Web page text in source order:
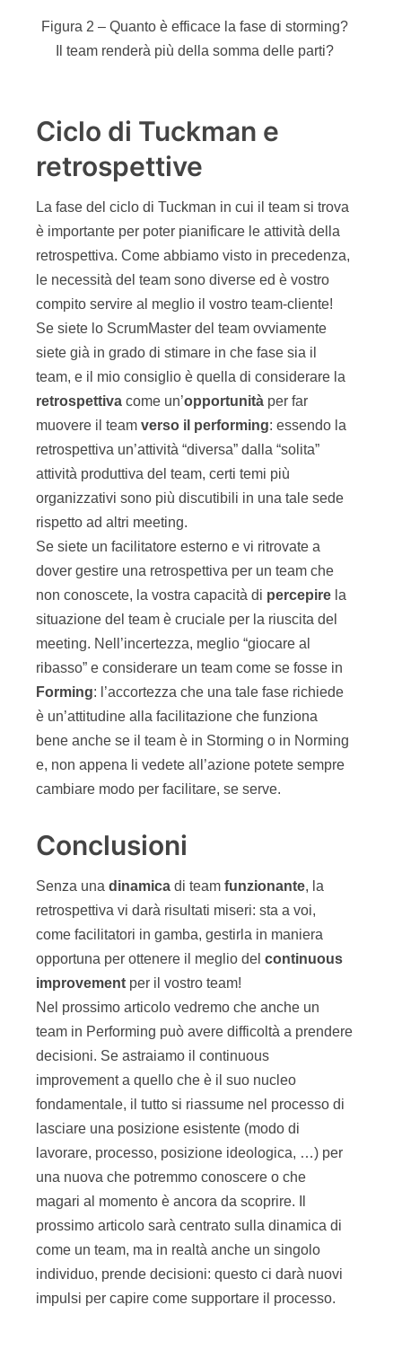
Figura 2 – Quanto èefficace la fase di storming?
Il team renderà più della somma delle parti?
Ciclo di Tuckman e
retrospettive
La fase del ciclo di Tuckman in cui il team si trova
è importante per poter pianificare le attività della
retrospettiva. Come abbiamo visto in precedenza,
le necessità del team sono diverse ed è vostro
compito servire al meglio il vostro team-cliente!
Se siete lo ScrumMaster del team ovviamente
siete già in grado di stimare in che fase sia il
team, e il mio consiglio è quella di considerare la
retrospettiva come un’opportunità per far
muovere il team verso il performing: essendo la
retrospettiva un’attività “diversa” dalla “solita”
attività produttiva del team, certi temi più
organizzativi sono più discutibili in una tale sede
rispetto ad altri meeting.
Se siete un facilitatore esterno e vi ritrovate a
dover gestire una retrospettiva per un team che
non conoscete, la vostra capacità di percepire la
situazione del team è cruciale per la riuscita del
meeting. Nell’incertezza, meglio “giocare al
ribasso” e considerare un team come se fosse in
Forming: l’accortezza che una tale fase richiede
è un’attitudine alla facilitazione che funziona
bene anche se il team è in Storming o in Norming
e, non appena li vedete all’azione potete sempre
cambiare modo per facilitare, se serve.
Conclusioni
Senza una dinamica di team funzionante, la
retrospettiva vi darà risultati miseri: sta a voi,
come facilitatori in gamba, gestirla in maniera
opportuna per ottenere il meglio del continuous
improvement per il vostro team!
Nel prossimo articolo vedremo che anche un
team in Performing può avere difficoltà a prendere
decisioni. Se astraiamo il continuous
improvement a quello che è il suo nucleo
fondamentale, il tutto si riassume nel processo di
lasciare una posizione esistente (modo di
lavorare, processo, posizione ideologica, …) per
una nuova che potremmo conoscere o che
magari al momento è ancora da scoprire. Il
prossimo articolo sarà centrato sulla dinamica di
come un team, ma in realtà anche un singolo
individuo, prende decisioni: questo ci darà nuovi
impulsi per capire come supportare il processo.